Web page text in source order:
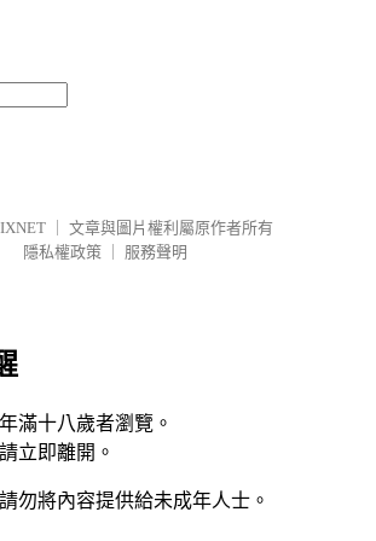
文章與圖片權利屬原作者所有
隱私權政策
服務聲明
滿十八歲者瀏覽。
立即離開。
勿將內容提供給未成年人士。